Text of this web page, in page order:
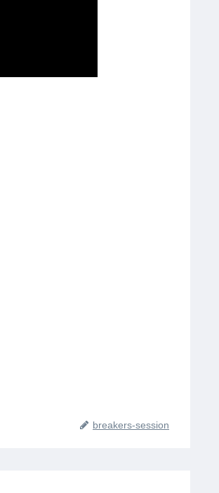
breakers-session